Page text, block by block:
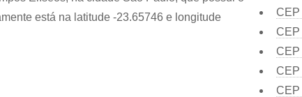
está na latitude -23.65746 e longitude
CEP
CEP
CEP
CEP
CEP